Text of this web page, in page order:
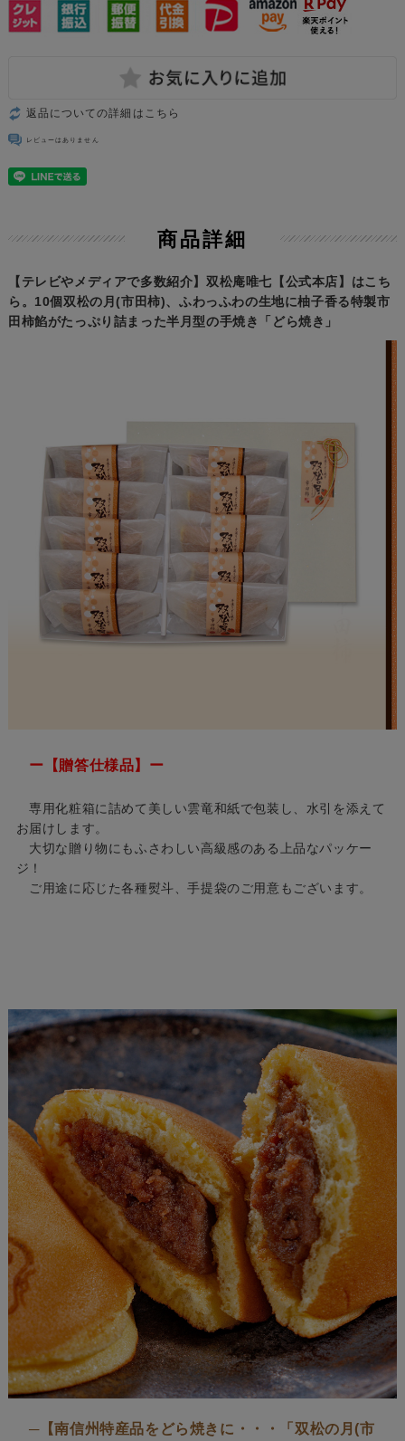
返品についての詳細はこちら
レビューはありません
商品詳細
【テレビやメディアで多数紹介】双松庵唯七【公式本店】はこち
ら。10個双松の月(市田柿)、ふわっふわの生地に柚子香る特製市
田柿餡がたっぷり詰まった半月型の手焼き「どら焼き」
ー【贈答仕様品】ー
専用化粧箱に詰めて美しい雲竜和紙で包装し、水引を添えて
お届けします。
大切な贈り物にもふさわしい高級感のある上品なパッケー
ジ！
ご用途に応じた各種熨斗、手提袋のご用意もございます。
─【南信州特産品をどら焼きに・・・「双松の月(市